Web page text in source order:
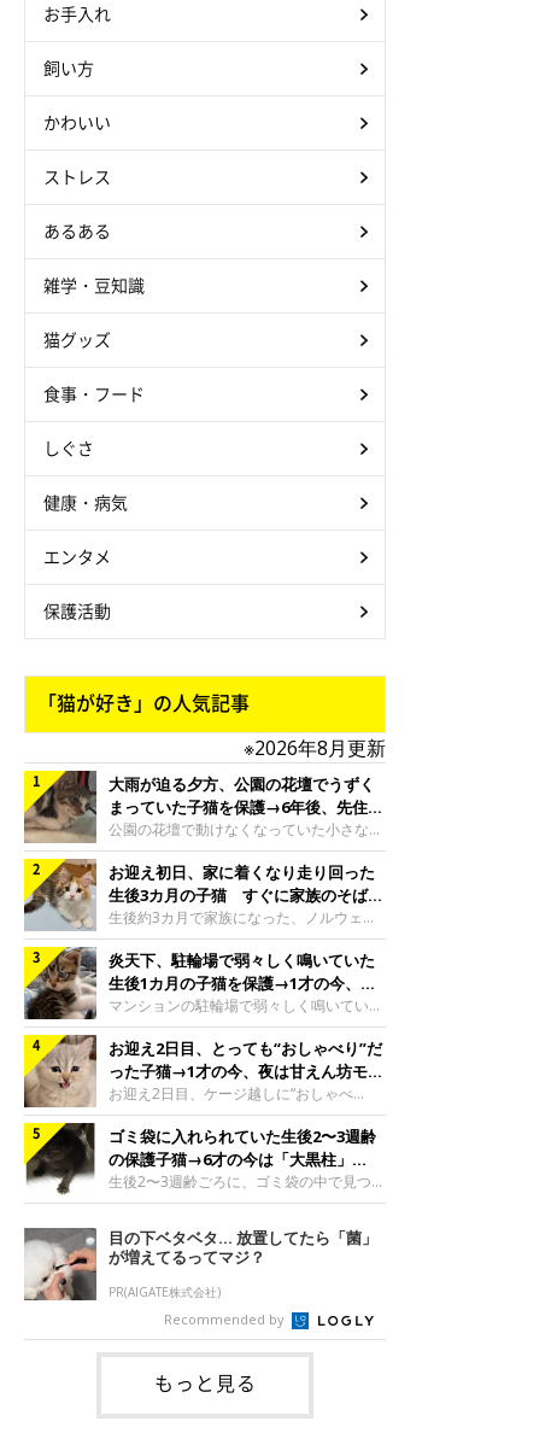
お手入れ
飼い方
かわいい
ストレス
あるある
雑学・豆知識
猫グッズ
食事・フード
しぐさ
健康・病気
エンタメ
保護活動
「猫が好き」の人気記事
※2026年8月更新
大雨が迫る夕方、公園の花壇でうずく
まっていた子猫を保護→6年後、先住猫
と“姉妹”のような関係に
公園の花壇で動けなくなっていた小さな子
猫。家族に迎えられてから6年、先住猫と
の間には深い絆が育まれていました。保護
当時のティダちゃん。
@muumuu62197189紹介するのは、
X（旧Twitter）ユーザー
@muumuu62197189さんの愛猫・ティダ
ちゃん（取材時6才）の成長記録です。こ
ちらは、生後3カ月ごろのティダちゃん。
飼い主さんが出会ったのは、夜から大雨に
なると予報されていた日の夕方でした。花
壇で動けずにいた子猫保護したばかりのテ
ィダちゃん。@muumuu62197189飼い主
さんは、公園の
お迎え初日、家に着くなり走り回った
生後3カ月の子猫 すぐに家族のそばで
落ち着く姿に「迎えてよかった」
生後約3カ月で家族になった、ノルウェー
ジャンフォレストキャットの子猫。お迎え
翌日には、すでに家でくつろぐ様子を見せ
ていました。お迎え翌日、ベッドでうとう
とするむうちゃんお迎え翌日のむうちゃ
ん。@umimugi0304紹介するのは、
Instagramユーザー@umimugi0304さんの
愛猫・むうちゃん（撮影時、生後約3カ月
／ノルウェージャンフォレストキャッ
ト）。こちらは、お迎え翌日に撮影された
一枚。ゴハンをお腹いっぱい食べたむうち
ゃんは眠くなり、飼い主さん夫婦のベッド
でうとうとし始めたのだとか。飼い主さ
炎天下、駐輪場で弱々しく鳴いていた
生後1カ月の子猫を保護→1才の今、筋
肉質でツンデレなコに成長
マンションの駐輪場で弱々しく鳴いてい
た、生後1カ月ほどの子猫。家族に迎えら
れてから1年、体も行動も大きく成長しま
した。炎天下の駐輪場で鳴いていた小さな
子猫保護当時のモモちゃん。@Kingponzu
紹介するのは、X（旧Twitter）ユーザー
@Kingponzuさんの愛猫・モモちゃん（取
材時1才）の成長記録です。こちらは、モ
モちゃんが生後1カ月ごろに撮影された一
枚。飼い主さんの自宅マンションの駐輪場
です。子猫時代のモモちゃん。
@Kingponzuその日は気温が35℃を
お迎え2日目、とっても“おしゃべり”だ
った子猫→1才の今、夜は甘えん坊モー
ドになるコに成長！
お迎え2日目、ケージ越しに“おしゃべ
り”する姿を見せていた子猫。1才になった
今も見せる愛らしい姿にキュンとします。
お迎え2日目、ケージ越しに何かを伝える
ももちゃん“おしゃべり”なももちゃん。
@poocoonyan紹介するのは、Instagram
ユーザー@poocoonyanさんの愛猫・もも
ちゃん（取材時1才／マンチカン）です。
こちらの動画は、ももちゃんが生後2カ月
を過ぎたころ、お迎え2日目に撮影された
もの。新しい環境にゆっくり慣れてもらう
ため、当時はケージの中で過ごしていまし
た。鳴いてアピールするももち
ゴミ袋に入れられていた生後2〜3週齢
の保護子猫→6才の今は「大黒柱」
に！ 美しい黒猫に成長した姿にグッ
とくる
生後2〜3週齢ごろに、ゴミ袋の中で見つか
った小さな命。ミルクから育てられたその
子猫は今、家族に欠かせない存在へと成長
しました。ゴミ袋の中で見つかった、ミニ
モグラのような子猫よちよち歩きをしてい
たころの、生後2〜3週齢ごろのドンちゃ
ん。@doddou_1今回紹介するのは、
X（旧Twitter）ユーザー@doddou_1さん
の愛猫・ドンちゃん（取材時、推定6才／
本名：ドミトリー・ドンスコイ）。ドンち
ゃんは、保護猫でした。ドンちゃんが見つ
かったのは、飼い主さんの姉の勤め先の敷
目の下ベタベタ… 放置してたら「菌」
が増えてるってマジ？
PR(AIGATE株式会社)
Recommended by
もっと見る